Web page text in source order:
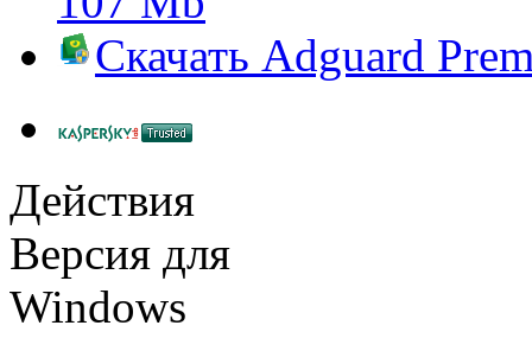
Скачать Adguard
Действия
Версия для
Windows